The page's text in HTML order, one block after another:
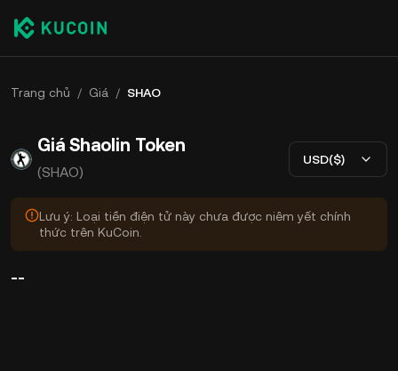
Trang chủ / Giá / SHAO
Giá Shaolin Token
(SHAO)
USD($)
Lưu ý: Loại tiền điện tử này chưa được niêm yết chính
thức trên KuCoin.
--